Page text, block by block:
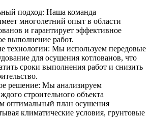
подход: Наша команда
многолетний опыт в области
и гарантирует эффективное
выполнение работ.
технологии: Мы используем передовые
для осушения котлованов, что
сроки выполнения работ и снизить
решение: Мы анализируем
строительного объекта
оптимальный план осушения
климатические условия, грунтовые